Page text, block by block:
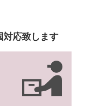
対応致します